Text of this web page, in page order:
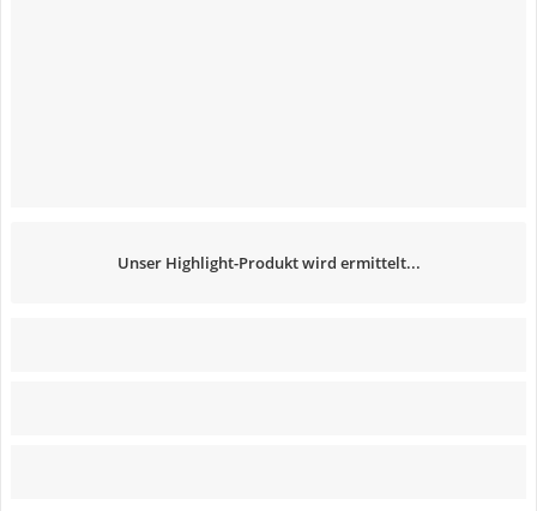
Unser Highlight-Produkt wird ermittelt...